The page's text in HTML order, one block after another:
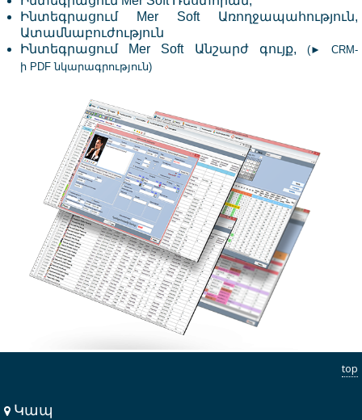
Ինտեգրացում
Mer Soft Առողջապահություն,
Ատամնաբուժություն
Ինտեգրացում Mer Soft Անշարժ գույք, (► CRM-
ի PDF նկարագրություն)
top
Կապ